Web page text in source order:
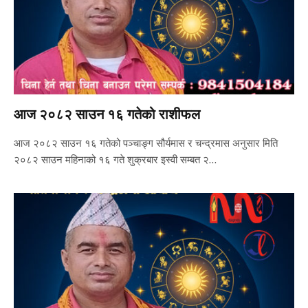
आज २०८२ साउन १६ गतेको राशीफल
आज २०८२ साउन १६ गतेको पञ्चाङ्ग सौर्यमास र चन्द्रमास अनुसार मिति
२०८२ साउन महिनाको १६ गते शुक्रबार इस्वी सम्बत २…